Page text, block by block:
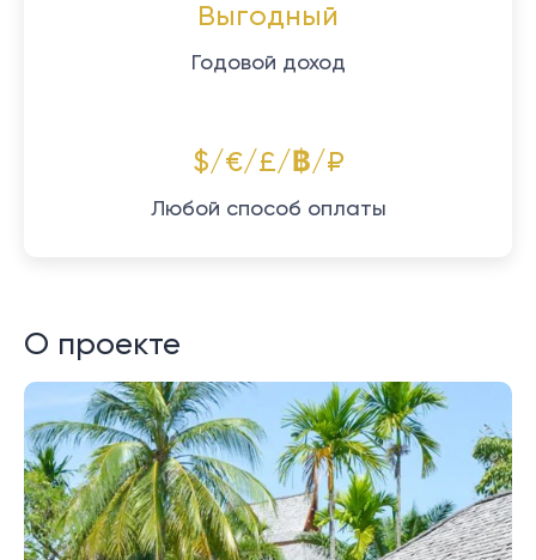
Выгодный
Годовой доход
$/€/£/฿/₽
Любой способ оплаты
О проекте